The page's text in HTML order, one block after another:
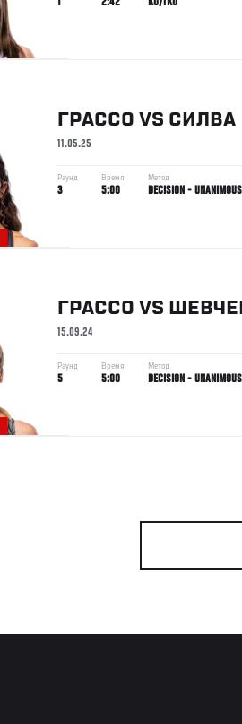
1 2:42 KO/TKO
ГРАССО VS СИЛВА
11.05.25
Раунд
3
Время
5:00
Метод
DECISION - UNANIMOUS
ГРАССО VS
15.09.24
Раунд
5
Время
5:00
Метод
DECISION - UNANIMOUS